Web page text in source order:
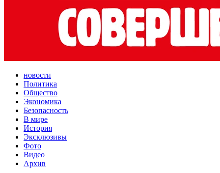
новости
Политика
Общество
Экономика
Безопасность
В мире
История
Эксклюзивы
Фото
Видео
Архив